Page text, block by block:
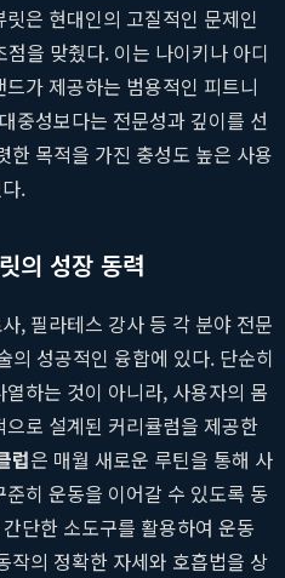
은 현대인의 고질적인 문제인
을 맞췄다. 이는 나이키나 아디
가 제공하는 범용적인 피트니
중성보다는 전문성과 깊이를 선
한 목적을 가진 충성도 높은 사용
.
의 성장 동력
, 필라테스 강사 등 각 분야 전문
의 성공적인 융합에 있다. 단순히
하는 것이 아니라, 사용자의 몸
로 설계된 커리큘럼을 제공한
럽은 매월 새로운 루틴을 통해 사
히 운동을 이어갈 수 있도록 동
단한 소도구를 활용하여 운동
작의 정확한 자세와 호흡법을 상